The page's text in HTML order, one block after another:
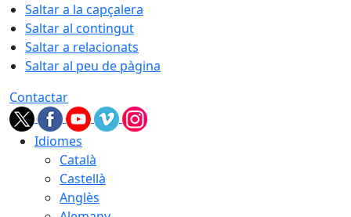
Saltar a la capçalera
Saltar al contingut
Saltar a relacionats
Saltar al peu de pàgina
Contactar
Idiomes
Català
Castellà
Anglès